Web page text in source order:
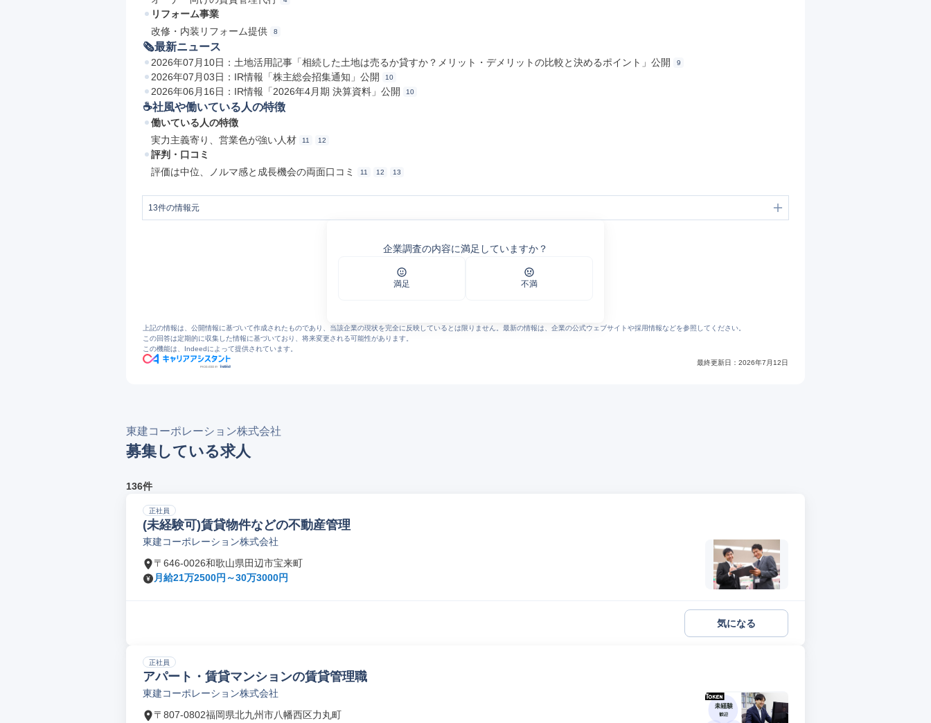
リフォーム事業
改修・内装リフォーム提供
8
🗞最新ニュース
2026年07月10日：土地活用記事「相続した土地は売るか貸すか？メリット・デメリットの比較と決めるポイント」公開 9
2026年07月03日：IR情報「株主総会招集通知」公開 10
2026年06月16日：IR情報「2026年4月期 決算資料」公開 10
☕️社風や働いている人の特徴
働いている人の特徴
実力主義寄り、営業色が強い人材
11 12
評判・口コミ
評価は中位、ノルマ感と成長機会の両面口コミ
11 12 13
13件の情報元
9
お知らせ一覧｜東建コーポレーション
10
IRニュース｜東建コーポレーション
11
東建コーポレーションの評判・口コミ - エン カイシャの評判 (3157)
12 https://jobtalk.jp/companies/23889/answers
企業調査の内容に満足していますか？
満足 不満
上記の情報は、公開情報に基づいて作成されたものであり、当該企業の現状を完全に反映しているとは限りません。最新の情報は、企業の公式ウェブサイトや採用情報などを参照してください。
この回答は定期的に収集した情報に基づいており、将来変更される可能性があります。
この機能は、Indeedによって提供されています。
最終更新日： 2026年7月12日
東建コーポレーション株式会社
募集している求人
136件
正社員
(未経験可)賃貸物件などの不動産管理
東建コーポレーション株式会社
〒646-0026和歌山県田辺市宝来町
月給21万2500円～30万3000円
気になる
正社員
アパート・賃貸マンションの賃貸管理職
東建コーポレーション株式会社
〒807-0802福岡県北九州市八幡西区力丸町